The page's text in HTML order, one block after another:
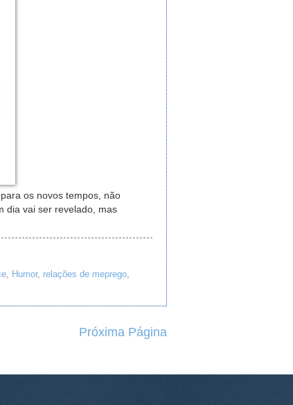
os novos tempos, não
dia vai ser revelado, mas
Humor, relações de meprego
Próxima Página